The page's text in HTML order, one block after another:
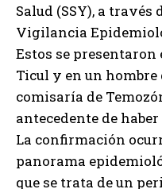
Salud (SSY), a través
Vigilancia
Estos se presentaron
Ticul y en un hombre
comisaría de
antecedente de
La confirmación
panorama
que se trata de un